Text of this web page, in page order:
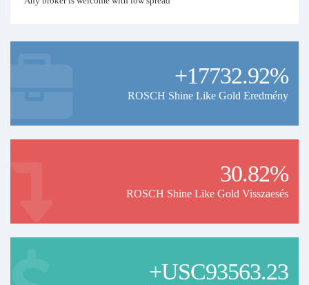
+17732.92%
ROSCH Shine Like Gold Eredmény
30.82%
ROSCH Shine Like Gold Visszaesés
+USC93563.23